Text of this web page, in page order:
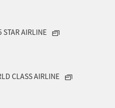
STAR AIRLINE
CLASS AIRLINE